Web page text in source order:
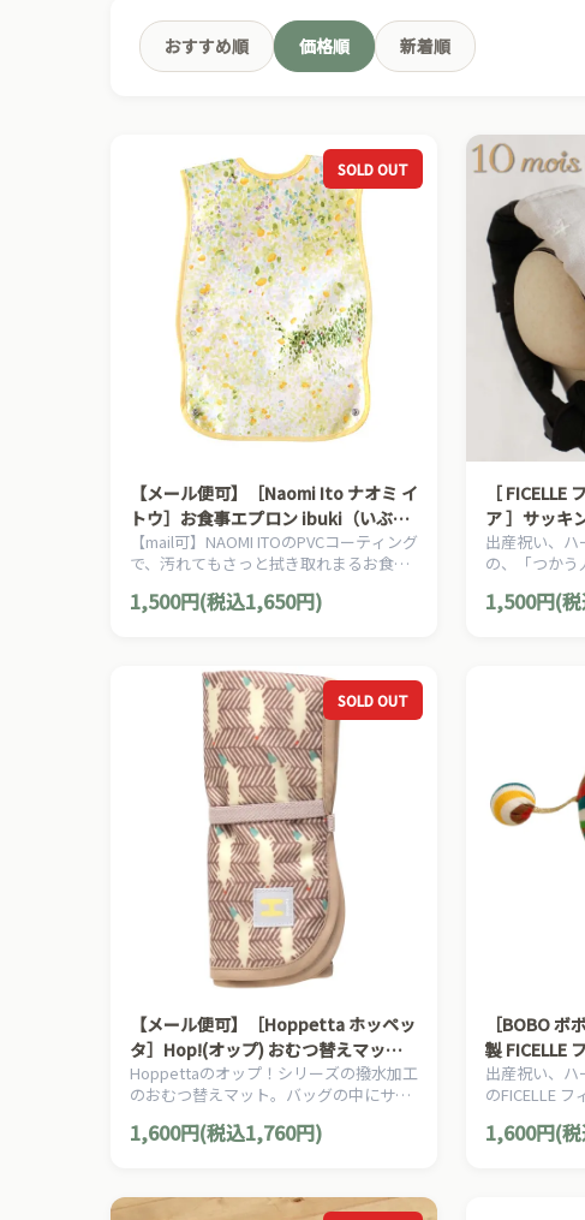
おすすめ順 価格順 新着順
SOLD OUT
【メール便可】［Naomi Ito ナオミ イ
トウ］お食事エプロン ibuki（いぶ
き）
【mail可】NAOMI ITOのPVCコーティング
で、汚れてもさっと拭き取れまるお食事
ケットに変身！
1,500円(税込1,650円)
［
ア ］サッキ
ふくふくガ
バーシブル
出産祝い、
の、「つか
ディモアのマ
1,500円(
SOLD OUT
【メール便可】［Hoppetta ホッペッ
タ］Hop!(オップ) おむつ替えマット
ブラウン
Hoppettaのオップ！シリーズの撥水加工
のおむつ替えマット。バッグの中にサッ
替えマットです。
1,600円(税込1,760円)
［BOBO
製 FICELLE
トル ガラガ
出産祝い、
のFICELLE
1,600円(